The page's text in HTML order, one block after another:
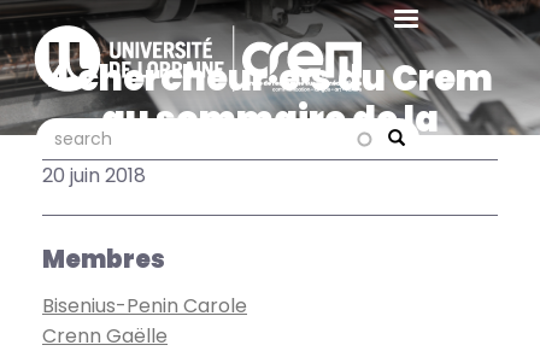
Aller
au
contenu
principal
Search
search search
4 chercheur·e·s du Crem
au sommaire de la
dernière livraison de "MEI"
20 juin 2018
Membres
Bisenius-Penin Carole
Crenn Gaëlle